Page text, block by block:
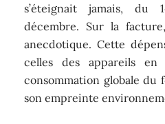
s’éteignait jamais, du
décembre. Sur la
anecdotique. Cette
celles des appareils en
consommation globale du
son empreinte